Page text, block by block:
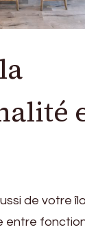
de votre
entre